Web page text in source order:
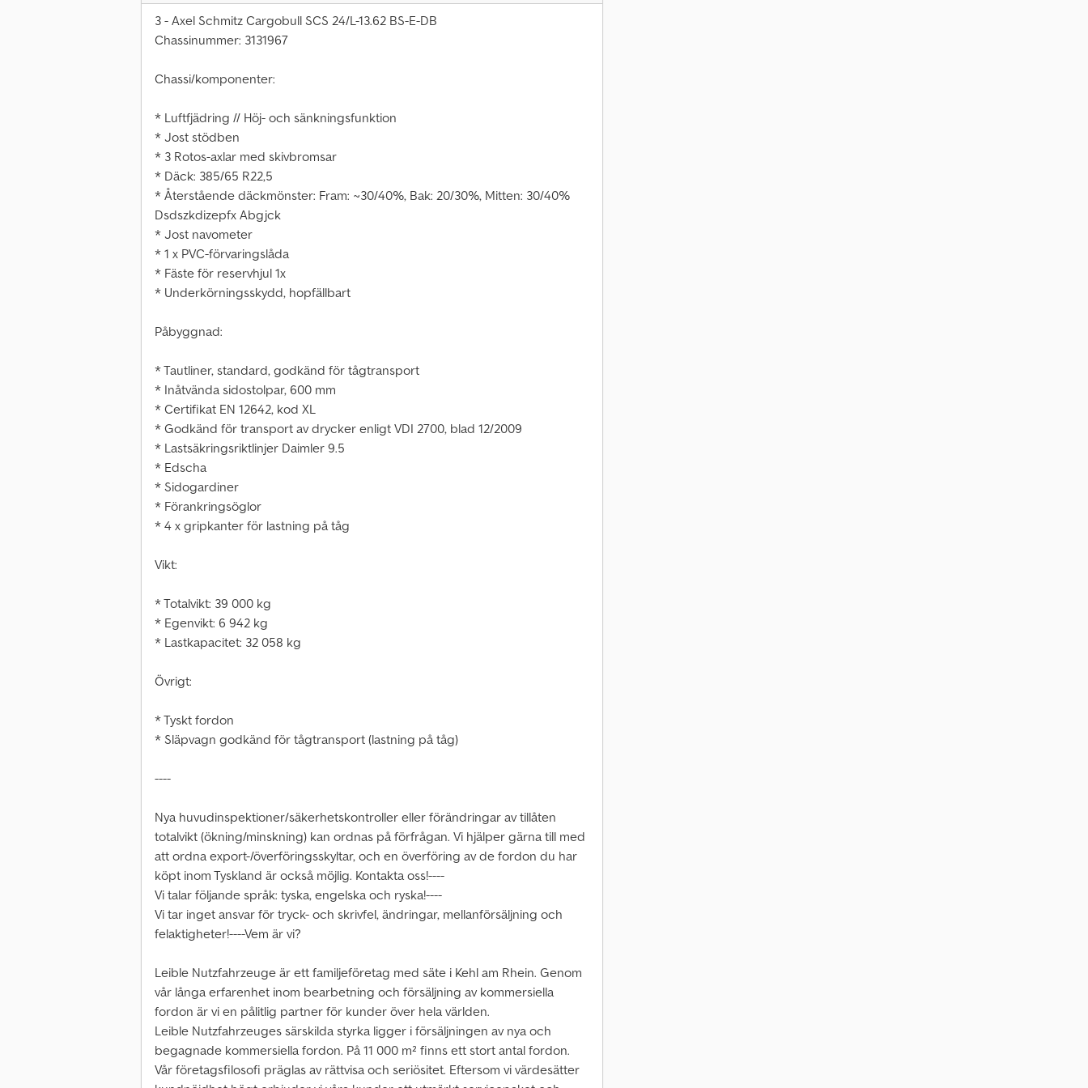
3 - Axel Schmitz Cargobull SCS 24/L-13.62 BS-E-DB
Chassinummer: 3131967
Chassi/komponenter:
* Luftfjädring // Höj- och sänkningsfunktion
* Jost stödben
* 3 Rotos-axlar med skivbromsar
* Däck: 385/65 R22,5
* Återstående däckmönster: Fram: ~30/40%, Bak: 20/30%, Mitten: 30/40%
Dsdszkdizepfx Abgjck
* Jost navometer
* 1 x PVC-förvaringslåda
* Fäste för reservhjul 1x
* Underkörningsskydd, hopfällbart
Påbyggnad:
* Tautliner, standard, godkänd för tågtransport
* Inåtvända sidostolpar, 600 mm
* Certifikat EN 12642, kod XL
* Godkänd för transport av drycker enligt VDI 2700, blad 12/2009
* Lastsäkringsriktlinjer Daimler 9.5
* Edscha
* Sidogardiner
* Förankringsöglor
* 4 x gripkanter för lastning på tåg
Vikt:
* Totalvikt: 39 000 kg
* Egenvikt: 6 942 kg
* Lastkapacitet: 32 058 kg
Övrigt:
* Tyskt fordon
* Släpvagn godkänd för tågtransport (lastning på tåg)
----
Nya huvudinspektioner/säkerhetskontroller eller förändringar av tillåten
totalvikt (ökning/minskning) kan ordnas på förfrågan. Vi hjälper gärna till med
att ordna export-/överföringsskyltar, och en överföring av de fordon du har
köpt inom Tyskland är också möjlig. Kontakta oss!----
Vi talar följande språk: tyska, engelska och ryska!----
Vi tar inget ansvar för tryck- och skrivfel, ändringar, mellanförsäljning och
felaktigheter!----Vem är vi?
Leible Nutzfahrzeuge är ett familjeföretag med säte i Kehl am Rhein. Genom
vår långa erfarenhet inom bearbetning och försäljning av kommersiella
fordon är vi en pålitlig partner för kunder över hela världen.
Leible Nutzfahrzeuges särskilda styrka ligger i försäljningen av nya och
begagnade kommersiella fordon. På 11 000 m² finns ett stort antal fordon.
Vår företagsfilosofi präglas av rättvisa och seriösitet. Eftersom vi värdesätter